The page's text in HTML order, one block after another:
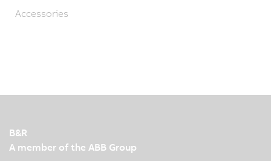
Accessories
B&R
A member of the ABB Group